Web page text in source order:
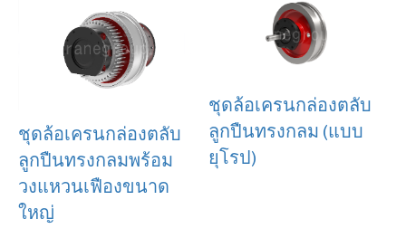
ชุดล้อเครนกล่องตลับ
ลูกปืนทรงกลมพร้อม
วงแหวนเฟืองขนาด
ใหญ่
ชุดล้อเครนกล่องตลับ
ลูกปืนทรงกลม (แบบ
ยุโรป)